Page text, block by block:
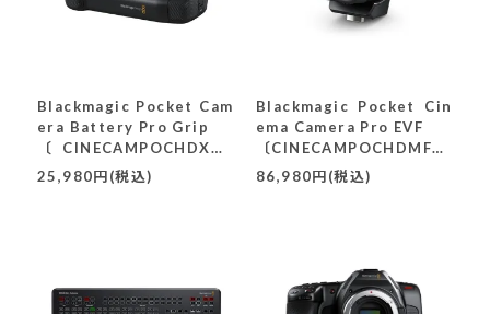
Blackmagic Pocket Cam
era Battery Pro Grip
〔CINECAMPOCHDXBT
2〕
25,980円(税込)
Blackmagic Pocket Cin
ema Camera Pro EVF
〔CINECAMPOCHDMFTE
VF〕
86,980円(税込)